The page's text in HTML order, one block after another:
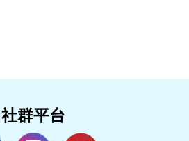
社群平台